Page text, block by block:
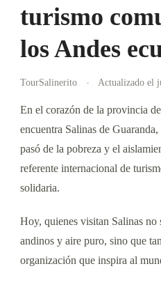
turismo
los Andes
TourSalinerito Actualizado el
En el corazón de la provincia
encuentra Salinas de
pasó de la pobreza y el
referente internacional de
solidaria.
Hoy, quienes visitan Salinas no
andinos y aire puro, sino que
organización que inspira al